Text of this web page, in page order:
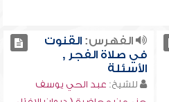
الفهرس:القنوت
في صلاة الفجر ,
الأسئلة
للشيخ: عبد الحي يوسف